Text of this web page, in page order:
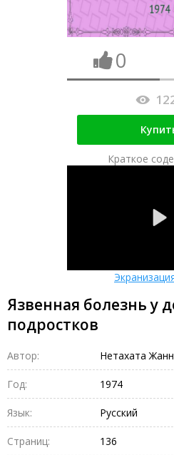
0
Краткое
Язвенная болезнь у
подростков
Автор: Нетахата
Год: 1974
Язык: Русский
Страниц: 136